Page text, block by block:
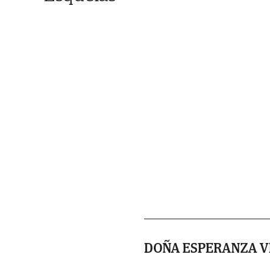
DOÑA ESPERANZA